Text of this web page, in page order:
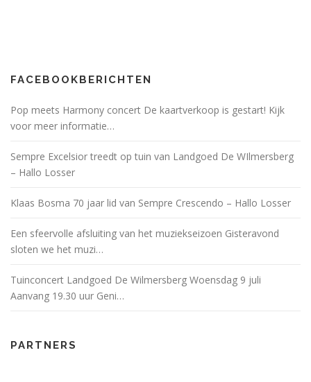
FACEBOOKBERICHTEN
Pop meets Harmony concert De kaartverkoop is gestart! Kijk
voor meer informatie…
Sempre Excelsior treedt op tuin van Landgoed De WIlmersberg
– Hallo Losser
Klaas Bosma 70 jaar lid van Sempre Crescendo – Hallo Losser
Een sfeervolle afsluiting van het muziekseizoen Gisteravond
sloten we het muzi…
Tuinconcert Landgoed De Wilmersberg Woensdag 9 juli
Aanvang 19.30 uur Geni…
PARTNERS